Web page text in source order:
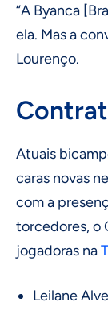
“A Byanca
ela. Mas a
Lourenço.
Atuais
caras novas
com a
torcedores, o
jogadoras na
Leilane